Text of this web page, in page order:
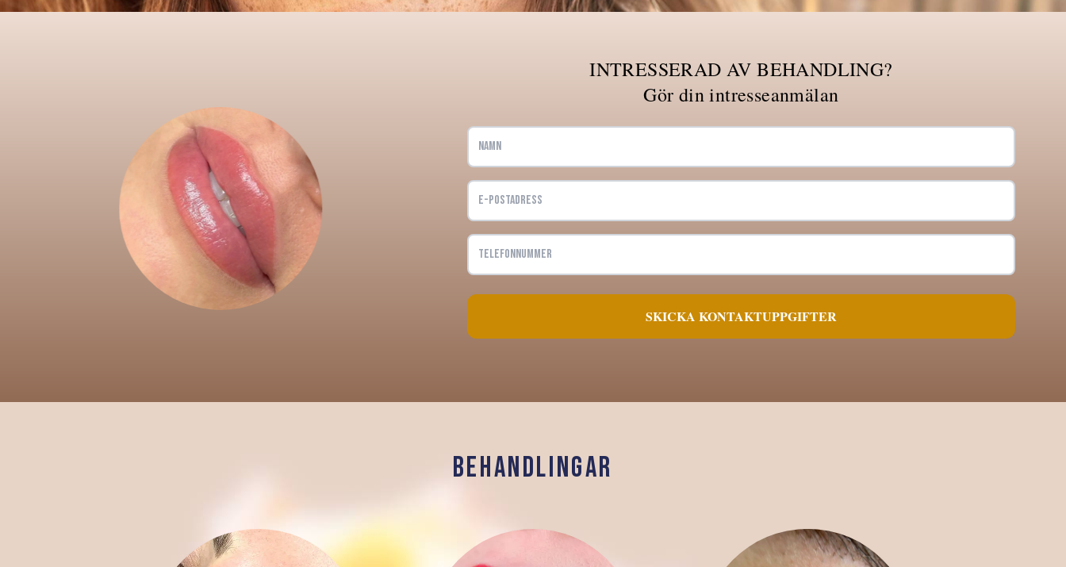
INTRESSERAD AV BEHANDLING?
Gör din intresseanmälan
SKICKA KONTAKTUPPGIFTER
Behandlingar